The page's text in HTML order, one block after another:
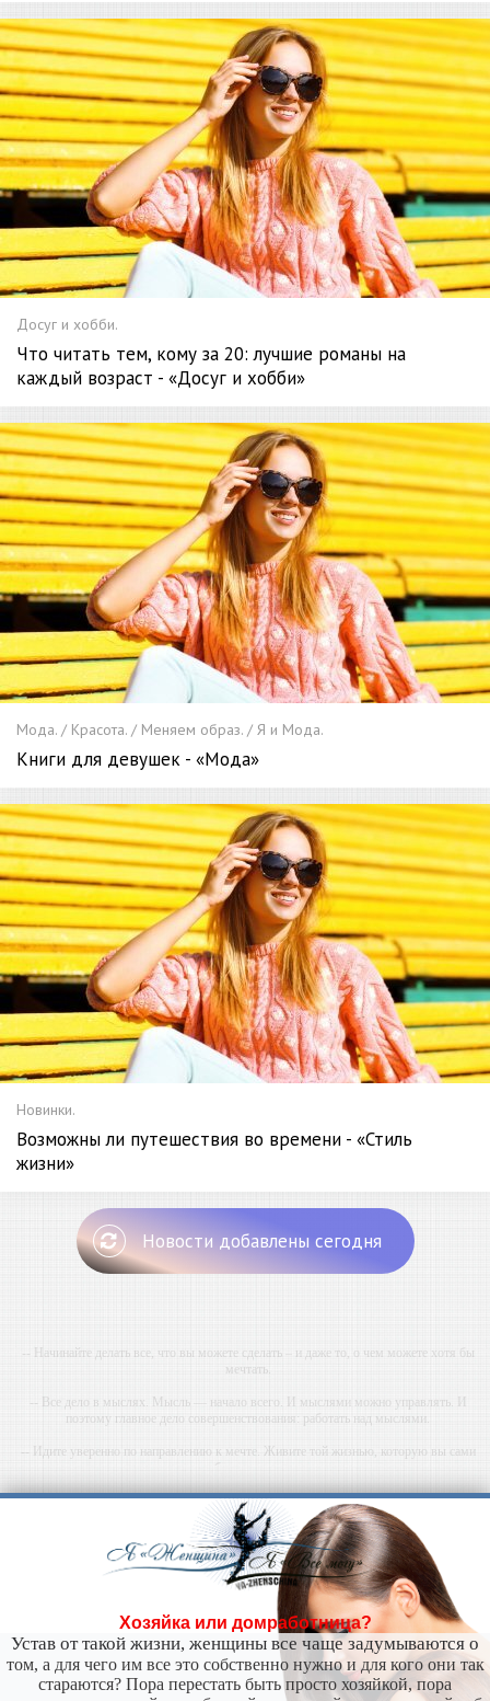
Досуг и хобби.
Что читать тем, кому за 20: лучшие романы на
каждый возраст - «Досуг и хобби»
Мода. / Красота. / Меняем образ. / Я и Мода.
Книги для девушек - «Мода»
Новинки.
Возможны ли путешествия во времени - «Стиль
жизни»
Новости добавлены сегодня
-- Начинайте делать все, что вы можете сделать – и даже то, о чем можете хотя бы
мечтать.
-- Все дело в мыслях. Мысль — начало всего. И мыслями можно управлять. И
поэтому главное дело совершенствования: работать над мыслями.
-- Идите уверенно по направлению к мечте. Живите той жизнью, которую вы сами
себе придумали.
-- Самое большое богатство — это ум. Самая большая нищета — глупость. Из всех
страхов самый пугающий — самолюбование.
-- Лучшее, что можно сделать с хорошим советом, это пропустить его мимо ушей. Он
никогда не бывает полезен никому, кроме того, кто его дал.
-- Люблю давать советы и очень не люблю, когда их дают мне.
Хозяйка или домработница?
Устав от такой жизни, женщины все чаще задумываются о
том, а для чего им все это собственно нужно и для кого они так
стараются? Пора перестать быть просто хозяйкой, пора